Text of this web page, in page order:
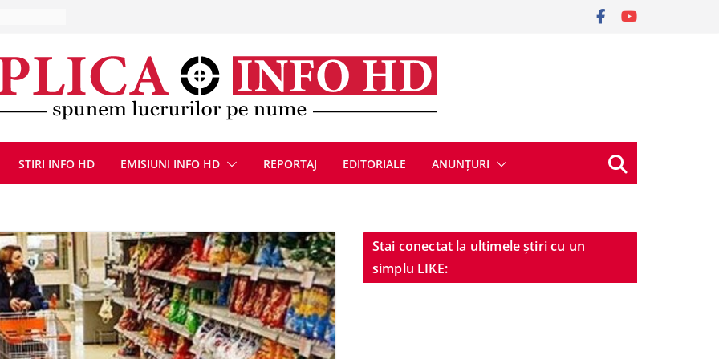
din
cu
DIN
STIRI INFO HD EMISIUNI INFO HD REPORTAJ EDITORIALE ANUNȚURI
Stai conectat la ultimele știri cu un
simplu LIKE: